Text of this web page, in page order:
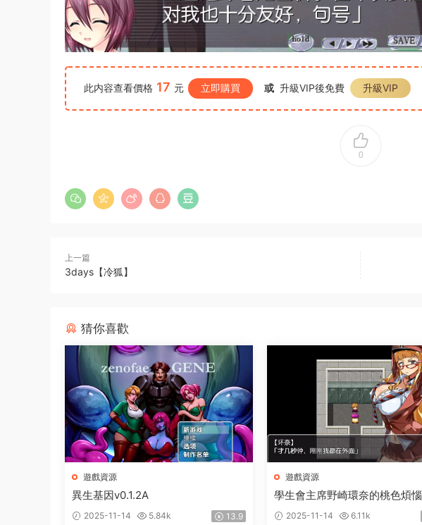
此内容查看價格 17 元 立即購買 或 升級VIP後免費 升級VIP
0
上一篇
3days【冷狐】
猜你喜歡
遊戲資源
異生基因v0.1.2A
2025-11-14 5.84k 13.9
遊戲資源
學生會主席野崎環奈的桃色煩惱
2025-11-14 6.11k